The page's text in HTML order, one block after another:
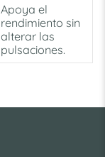
Apoya el
rendimiento sin
alterar las
pulsaciones.